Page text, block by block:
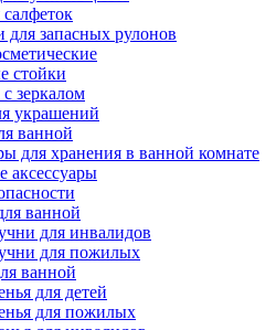
для запасных рулонов
стойки
зеркалом
украшений
ванной
для хранения в ванной комнате
аксессуары
ванной
для инвалидов
для пожилых
ванной
для детей
для пожилых